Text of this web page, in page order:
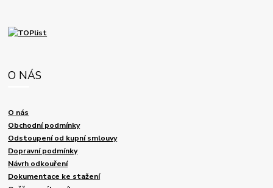
O NÁS
O nás
Obchodní podmínky
Odstoupení od kupní smlouvy
Dopravní podmínky
Návrh odkouření
Dokumentace ke stažení